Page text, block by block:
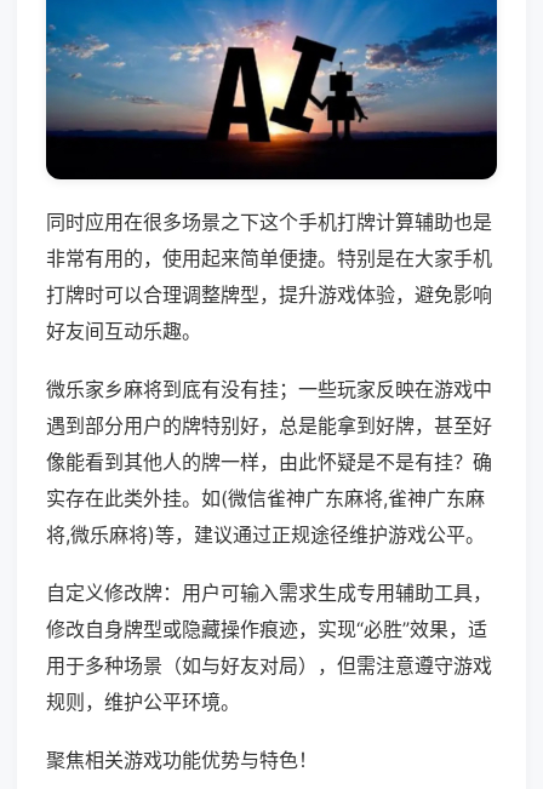
同时应用在很多场景之下这个手机打牌计算辅助也是
非常有用的，使用起来简单便捷。特别是在大家手机
打牌时可以合理调整牌型，提升游戏体验，避免影响
好友间互动乐趣。
微乐家乡麻将到底有没有挂；一些玩家反映在游戏中
遇到部分用户的牌特别好，总是能拿到好牌，甚至好
像能看到其他人的牌一样，由此怀疑是不是有挂？确
实存在此类外挂。如(微信雀神广东麻将,雀神广东麻
将,微乐麻将)等，建议通过正规途径维护游戏公平。
自定义修改牌：用户可输入需求生成专用辅助工具，
修改自身牌型或隐藏操作痕迹，实现“必胜”效果，适
用于多种场景（如与好友对局），但需注意遵守游戏
规则，维护公平环境。
聚焦相关游戏功能优势与特色！